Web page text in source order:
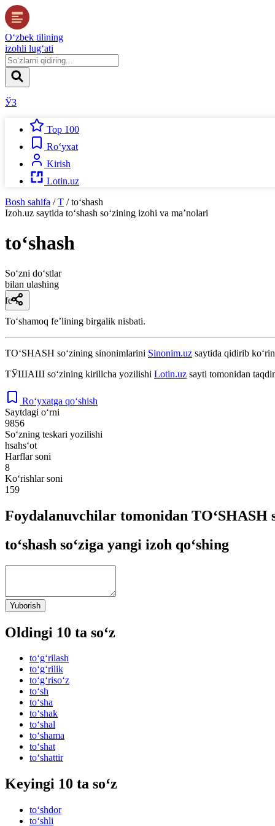
O‘zbek tilining
izohli lug‘ati
ЎЗ
Top 100
Ro‘yxat
Kirish
Lotin.uz
Bosh sahifa / T / to‘shash
Izoh.uz saytida to‘shash so‘zining izohi va ma’nolari
to‘shash
So‘zni do‘stlar
bilan ulashing
fe’l
Toʻshamoq feʼlining birgalik nisbati.
TO‘SHASH so‘zining sinonimlarini Sinonim.uz saytida qidirib
ТЎШАШ so‘zining kirillcha yozilishi Lotin.uz sayti tomonidan
Ro‘yxatga qo‘shish
Saytdagi o‘rni
9856
So‘zning teskari yozilishi
hsahs‘ot
Harflar soni
8
Ko‘rishlar soni
159
Foydalanuvchilar tomonidan TO‘SHASH
to‘shash so‘ziga yangi izoh qo‘shing
Yuborish
Oldingi 10 ta so‘z
to‘g‘rilash
to‘g‘rilik
to‘g‘riso‘z
to‘sh
to‘sha
to‘shak
to‘shal
to‘shama
to‘shat
to‘shattir
Keyingi 10 ta so‘z
to‘shdor
to‘shli